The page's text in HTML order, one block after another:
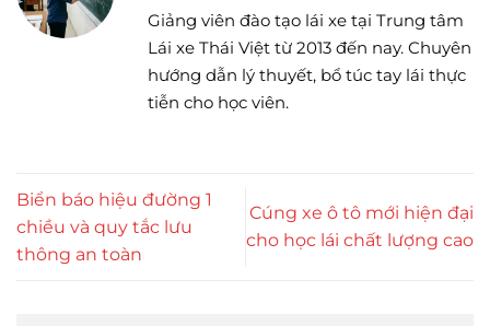
Giảng viên đào tạo lái xe tại Trung tâm
Lái xe Thái Việt từ 2013 đến nay. Chuyên
hướng dẫn lý thuyết, bổ túc tay lái thực
tiễn cho học viên.
Biển báo hiệu đường 1
chiều và quy tắc lưu
thông an toàn
Cúng xe ô tô mới hiện đại
cho học lái chất lượng cao